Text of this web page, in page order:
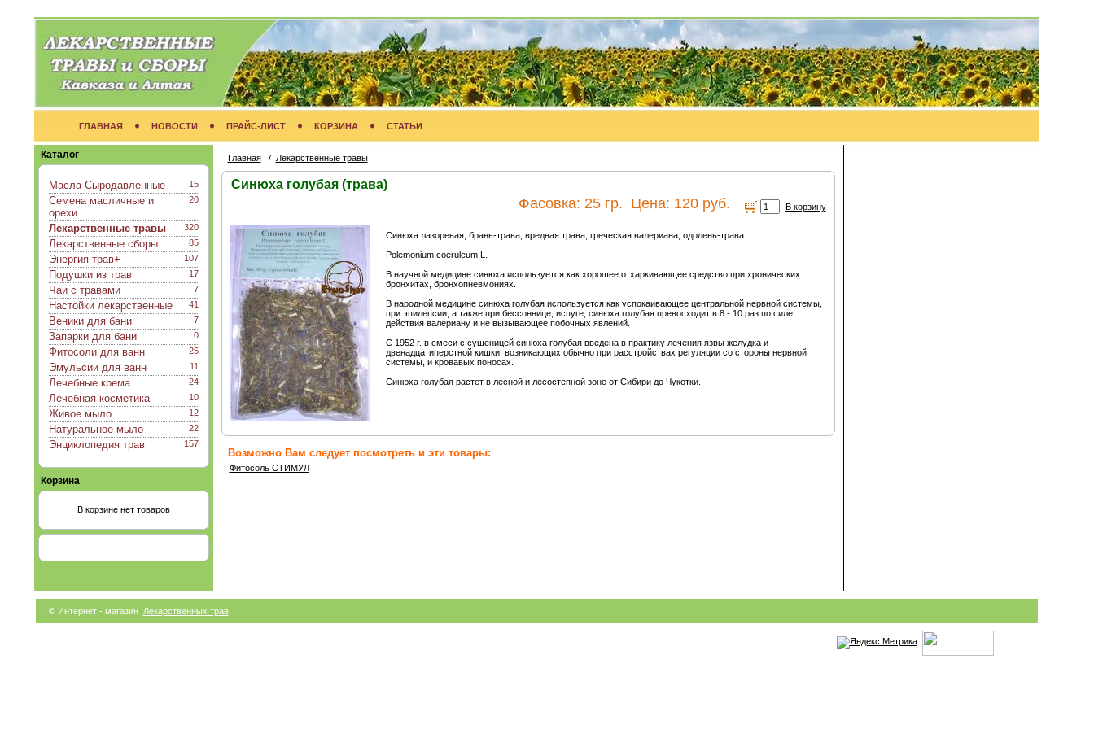
ГЛАВНАЯ НОВОСТИ ПРАЙС-ЛИСТ КОРЗИНА СТАТЬИ
Каталог
15
Масла Сыродавленные
20
Семена масличные и
орехи
320
Лекарственные травы
85
Лекарственные сборы
107
Энергия трав+
17
Подушки из трав
7
Чаи с травами
41
Настойки лекарственные
7
Веники для бани
0
Запарки для бани
25
Фитосоли для ванн
11
Эмульсии для ванн
24
Лечебные крема
10
Лечебная косметика
12
Живое мыло
22
Натуральное мыло
157
Энциклопедия трав
Корзина
В корзине нет товаров
Главная/ Лекарственные травы
Синюха голубая (трава)
Фасовка: 25 гр. Цена: 120 руб. В корзину
Синюха лазоревая, брань-трава, вредная трава, греческая валериана, одолень-трава
Polemonium coeruleum L.
В научной медицине синюха используется как хорошее отхаркивающее средство при хронических
бронхитах, бронхопневмониях.
В народной медицине синюха голубая используется как успокаивающее центральной нервной системы,
при эпилепсии, а также при бессоннице, испуге; синюха голубая превосходит в 8 - 10 раз по силе
действия валериану и не вызывающее побочных явлений.
С 1952 г. в смеси с сушеницей синюха голубая введена в практику лечения язвы желудка и
двенадцатиперстной кишки, возникающих обычно при расстройствах регуляции со стороны нервной
системы, и кровавых поносах.
Синюха голубая растет в лесной и лесостепной зоне от Сибири до Чукотки.
Возможно Вам следует посмотреть и эти товары:
Фитосоль СТИМУЛ
© Интернет - магазин Лекарственных трав